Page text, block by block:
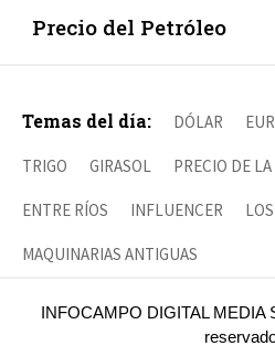
Precio del Petróleo
Temas del día: DÓLAR
TRIGO GIRASOL PRECIO DE LA
ENTRE RÍOS INFLUENCER
MAQUINARIAS ANTIGUAS
INFOCAMPO DIGITAL MEDIA